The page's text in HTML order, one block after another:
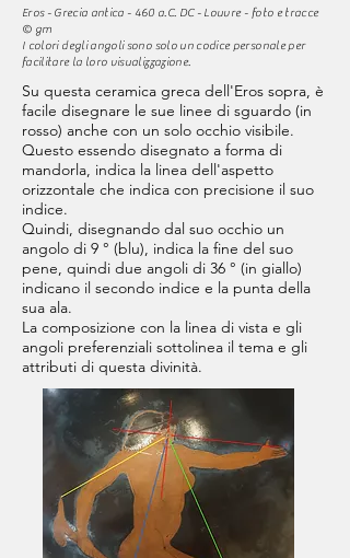
Eros - Grecia antica - 460 a.C. DC - Louvre - foto e tracce
© gm
I colori degli angoli sono solo un codice personale per
facilitare la loro visualizzazione.
Su questa ceramica greca dell'Eros sopra, è
facile disegnare le sue linee di sguardo (in
rosso) anche con un solo occhio visibile.
Questo essendo disegnato a forma di
mandorla, indica la linea dell'aspetto
orizzontale che indica con precisione il suo
indice.
Quindi, disegnando dal suo occhio un
angolo di 9 ° (blu), indica la fine del suo
pene, quindi due angoli di 36 ° (in giallo)
indicano il secondo indice e la punta della
sua ala.
La composizione con la linea di vista e gli
angoli preferenziali sottolinea il tema e gli
attributi di questa divinità.